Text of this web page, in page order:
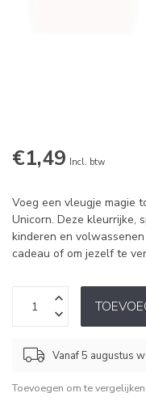
€1,49 Incl. btw
Voeg een vleugje magie
Unicorn. Deze kleurrijke,
kinderen en
cadeau of om jezelf te
Vanaf 5 augustus
Toevoegen om te vergelijken